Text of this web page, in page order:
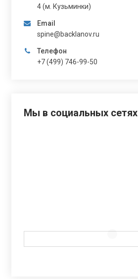
4 (м. Кузьминки)
Email
spine@backlanov.ru
Телефон
+7 (499) 746-99-50
Мы в социальных сетях